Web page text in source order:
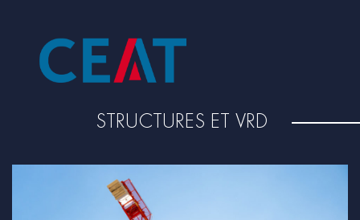
STRUCTURES ET VRD